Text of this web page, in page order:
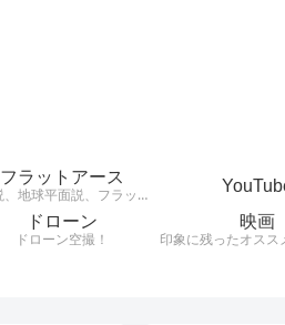
フラットアース
天動説、地球平面説、フラットアース、大地は平、太陽は小さくて高度上空存在している。様々な説を検証します。
ドローン
ドローン空撮！
映画